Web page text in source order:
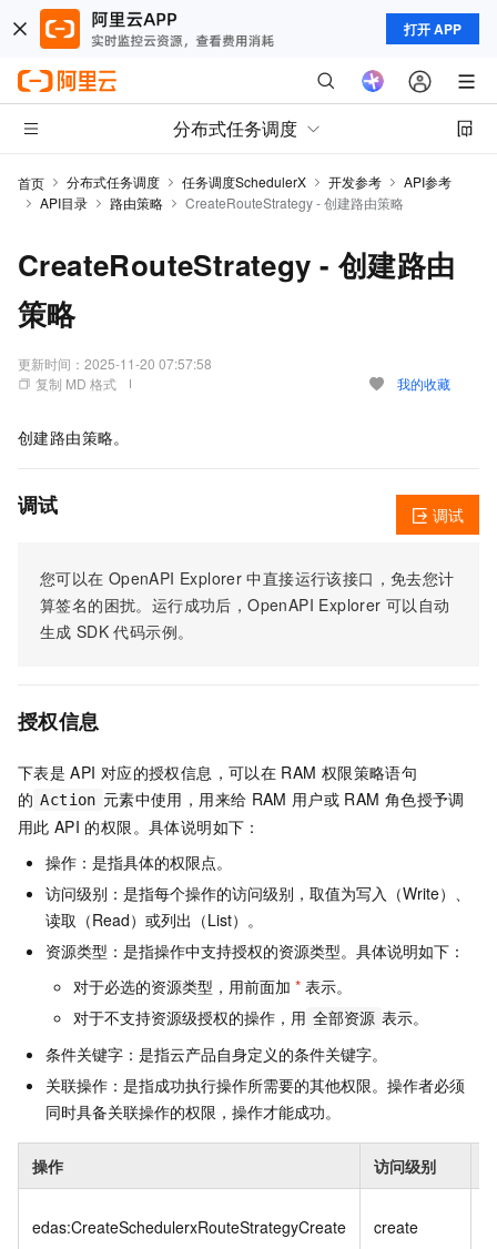
打开 APP
分布式任务调度
首页 分布式任务调度 任务调度SchedulerX 开发参考
API参考
API目录
路由策略 CreateRouteStrategy - 创建路由策略
CreateRouteStrategy - 创建路由
策略
更新时间： 2025-11-20 07:57:58
复制 MD 格式
我的收藏
创建路由策略。
调试
您可以在 OpenAPI Explorer 中直接运行该接口，免去您计
算签名的困扰。运行成功后，OpenAPI Explorer 可以自动
生成 SDK 代码示例。
调试
授权信息
下表是 API 对应的授权信息，可以在 RAM 权限策略语句
的 Action 元素中使用，用来给 RAM 用户或 RAM 角色授予调
用此 API 的权限。具体说明如下：
操作：是指具体的权限点。
访问级别：是指每个操作的访问级别，取值为写入（Write）、
读取（Read）或列出（List）。
资源类型：是指操作中支持授权的资源类型。具体说明如下：
对于必选的资源类型，用前面加 * 表示。
对于不支持资源级授权的操作，用 全部资源 表示。
条件关键字：是指云产品自身定义的条件关键字。
关联操作：是指成功执行操作所需要的其他权限。操作者必须
同时具备关联操作的权限，操作才能成功。
操作 访问级别
edas:CreateSchedulerxRouteStrategyCreate create